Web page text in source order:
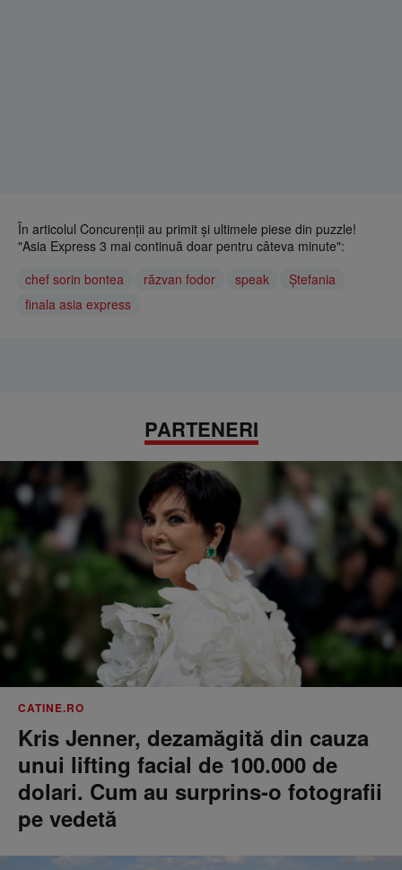
În articolul Concurenţii au primit şi ultimele piese din puzzle!
"Asia Express 3 mai continuă doar pentru câteva minute":
chef sorin bontea
răzvan fodor speak
Ștefania
finala asia express
PARTENERI
CATINE.RO
Kris Jenner, dezamăgită din cauza
unui lifting facial de 100.000 de
dolari. Cum au surprins-o fotografii
pe vedetă